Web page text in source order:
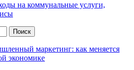
на коммунальные услуги,
маркетинг: как меняется
экономике